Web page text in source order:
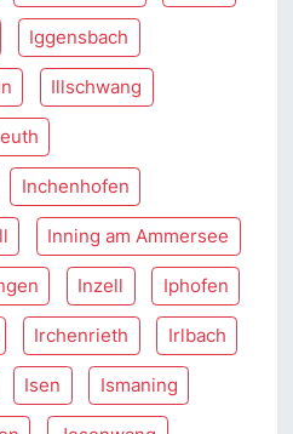
Iggensbach
Illschwang
Inchenhofen
Inning am Ammersee
Inzell Iphofen
Irchenrieth Irlbach
Isen Ismaning